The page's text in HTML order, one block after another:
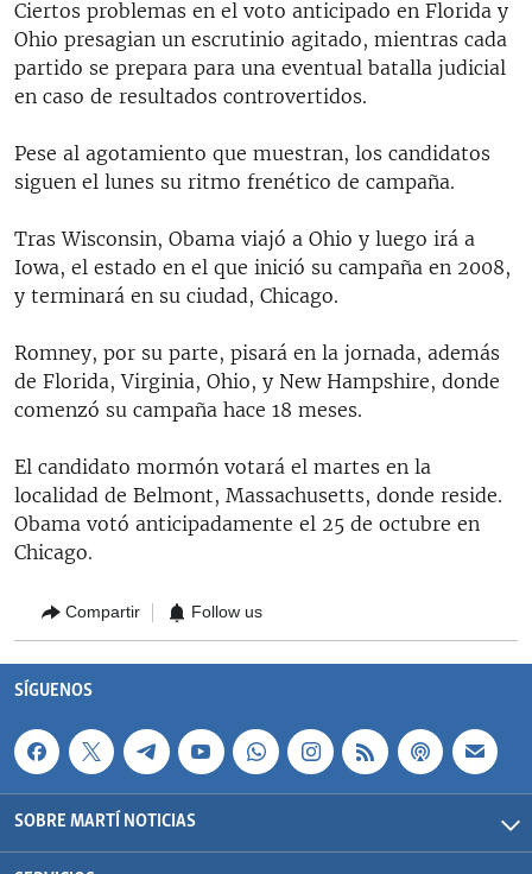
Ciertos problemas en el voto anticipado en Florida y
Ohio presagian un escrutinio agitado, mientras cada
partido se prepara para una eventual batalla judicial
en caso de resultados controvertidos.
Pese al agotamiento que muestran, los candidatos
siguen el lunes su ritmo frenético de campaña.
Tras Wisconsin, Obama viajó a Ohio y luego irá a
Iowa, el estado en el que inició su campaña en 2008,
y terminará en su ciudad, Chicago.
Romney, por su parte, pisará en la jornada, además
de Florida, Virginia, Ohio, y New Hampshire, donde
comenzó su campaña hace 18 meses.
El candidato mormón votará el martes en la
localidad de Belmont, Massachusetts, donde reside.
Obama votó anticipadamente el 25 de octubre en
Chicago.
Compartir Follow us
SÍGUENOS
SOBRE MARTÍ NOTICIAS